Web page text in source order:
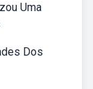
Uma
Dos